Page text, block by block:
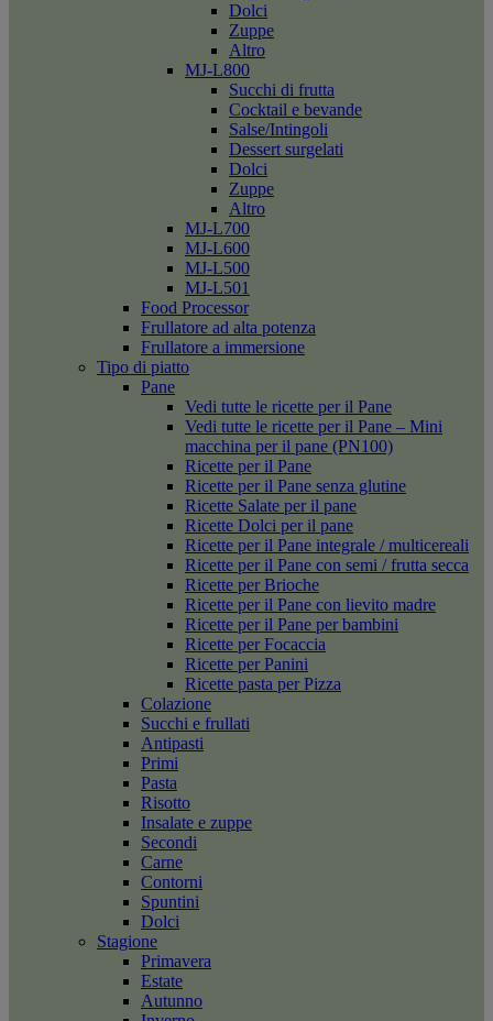
Dolci
Zuppe
Altro
MJ-L800
Succhi di frutta
Cocktail e bevande
Salse/Intingoli
Dessert surgelati
Dolci
Zuppe
Altro
MJ-L700
MJ-L600
MJ-L500
MJ-L501
Food Processor
Frullatore ad alta potenza
Frullatore a immersione
Tipo di piatto
Pane
Vedi tutte le ricette per il Pane
Vedi tutte le ricette per il Pane – Mini
macchina per il pane (PN100)
Ricette per il Pane
Ricette per il Pane senza glutine
Ricette Salate per il pane
Ricette Dolci per il pane
Ricette per il Pane integrale / multicereali
Ricette per il Pane con semi / frutta secca
Ricette per Brioche
Ricette per il Pane con lievito madre
Ricette per il Pane per bambini
Ricette per Focaccia
Ricette per Panini
Ricette pasta per Pizza
Colazione
Succhi e frullati
Antipasti
Primi
Pasta
Risotto
Insalate e zuppe
Secondi
Carne
Contorni
Spuntini
Dolci
Stagione
Primavera
Estate
Autunno